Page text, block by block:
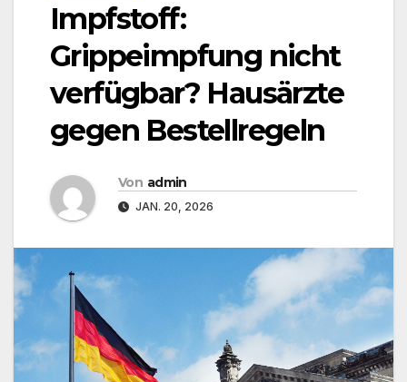
Impfstoff:
Grippeimpfung nicht
verfügbar? Hausärzte
gegen Bestellregeln
Von admin
JAN. 20, 2026